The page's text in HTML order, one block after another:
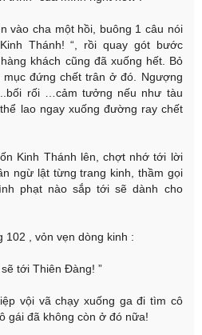
vào cha một hồi, buông 1 câu nói
Thánh! “, rồi quay gót bước
khách cũng đã xuống hết. Bỏ
mục đứng chết trân ở đó. Ngượng
rối …cảm tưởng nếu như tàu
lao ngay xuống đường ray chết
Kinh Thánh lên, chợt nhớ tới lời
ngừ lật từng trang kinh, thầm gọi
phạt nào sắp tới sẽ dành cho
102 , vỏn vẹn dòng kinh :
tới Thiên Đàng! ”
vội vã chạy xuống ga đi tìm cô
gái đã không còn ở đó nữa!